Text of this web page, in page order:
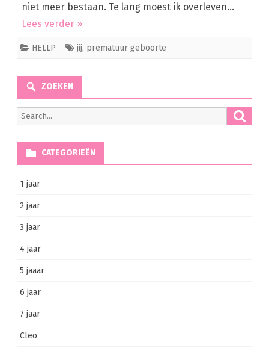
niet meer bestaan. Te lang moest ik overleven…
Lees verder »
HELLP jij, prematuur geboorte
ZOEKEN
Search
for:
CATEGORIEËN
1 jaar
2 jaar
3 jaar
4 jaar
5 jaaar
6 jaar
7 jaar
Cleo